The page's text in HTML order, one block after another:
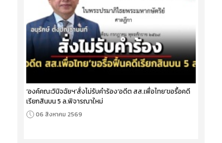
‘องค์คณะวินิจฉัยฯ’สั่งไม่รับคำร้อง‘อดีต สส.เพื่อไทย’ขอรื้อคดี
เรียกสินบน 5 ล.พิจารณาใหม่
06 สิงหาคม 2569